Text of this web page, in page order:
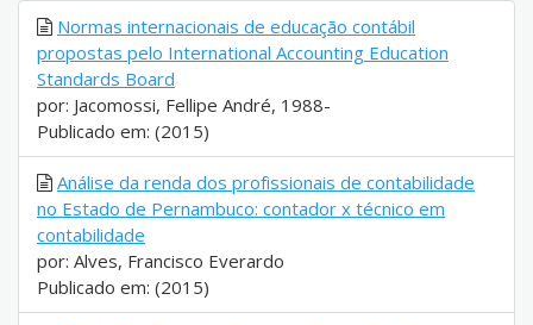
Normas internacionais de educação contábil
propostas pelo International Accounting Education
Standards Board
por: Jacomossi, Fellipe André, 1988-
Publicado em: (2015)
Análise da renda dos profissionais de contabilidade
no Estado de Pernambuco: contador x técnico em
contabilidade
por: Alves, Francisco Everardo
Publicado em: (2015)